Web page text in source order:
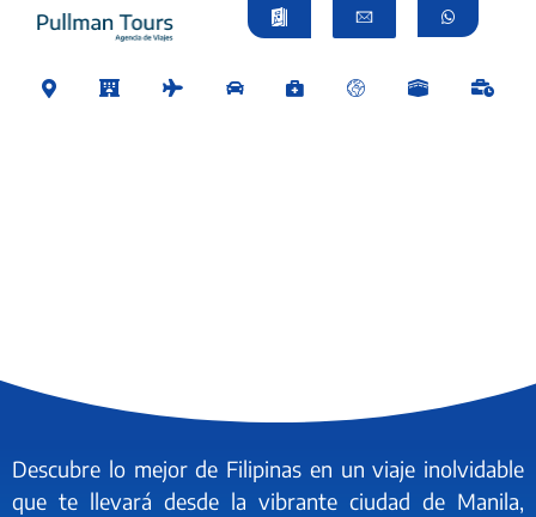
Descubre lo mejor de Filipinas en un viaje inolvidable
que te llevará desde la vibrante ciudad de Manila,